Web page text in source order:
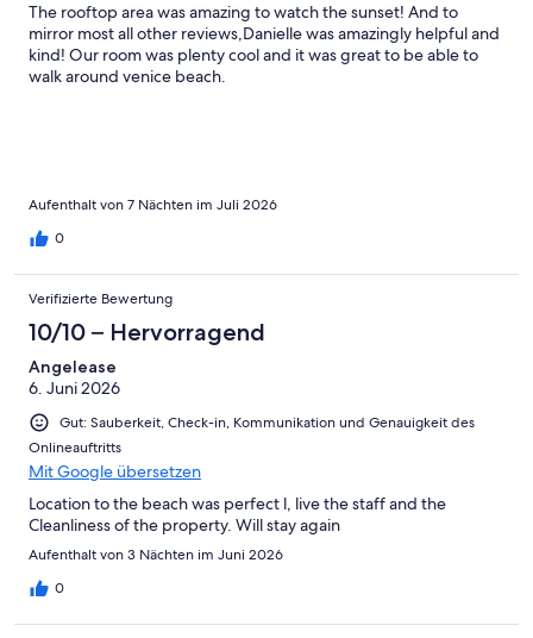
The rooftop area was amazing to watch the sunset! And to
mirror most all other reviews,Danielle was amazingly helpful and
kind! Our room was plenty cool and it was great to be able to
walk around venice beach.
Aufenthalt von 7 Nächten im Juli 2026
0
Verifizierte Bewertung
10/10 – Hervorragend
Angelease
6. Juni 2026
Gut: Sauberkeit, Check-in, Kommunikation und Genauigkeit des
Onlineauftritts
Mit Google übersetzen
Location to the beach was perfect l, live the staff and the
Cleanliness of the property. Will stay again
Aufenthalt von 3 Nächten im Juni 2026
0